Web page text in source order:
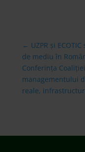
← UZPR și
de mediu în
Conferința
managementului
reale,